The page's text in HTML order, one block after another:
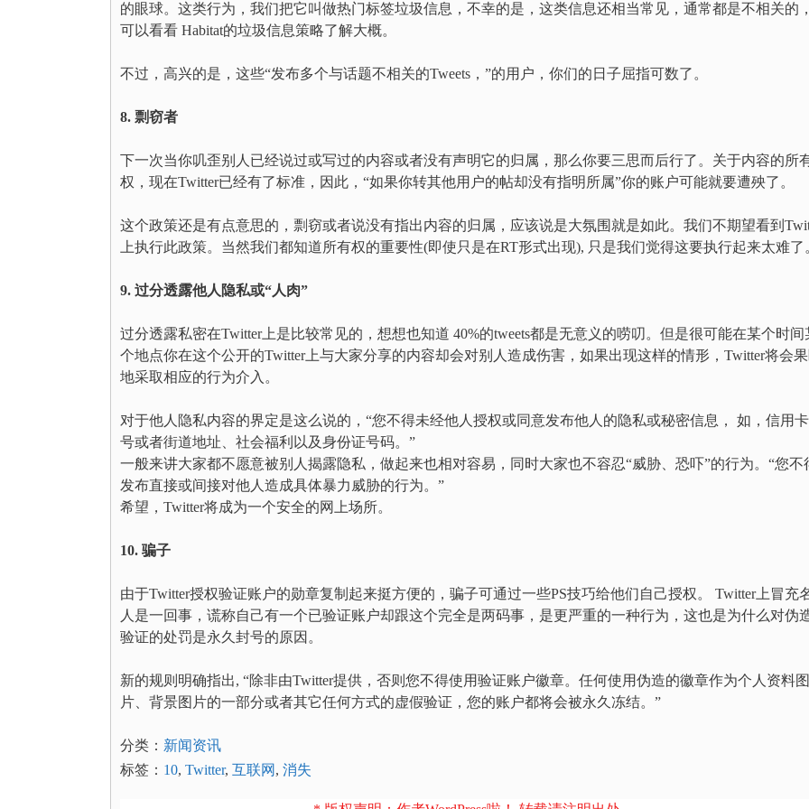
的眼球。这类行为，我们把它叫做热门标签垃圾信息，不幸的是，这类信息还相当常见，通常都是不相关的，
可以看看 Habitat的垃圾信息策略了解大概。
不过，高兴的是，这些“发布多个与话题不相关的Tweets，”的用户，你们的日子屈指可数了。
8. 剽窃者
下一次当你叽歪别人已经说过或写过的内容或者没有声明它的归属，那么你要三思而后行了。关于内容的所
权，现在Twitter已经有了标准，因此，“如果你转其他用户的帖却没有指明所属”你的账户可能就要遭殃了。
这个政策还是有点意思的，剽窃或者说没有指出内容的归属，应该说是大氛围就是如此。我们不期望看到
上执行此政策。当然我们都知道所有权的重要性(即使只是在RT形式出现), 只是我们觉得这要执行起来太难了
9. 过分透露他人隐私或“人肉”
过分透露私密在Twitter上是比较常见的，想想也知道 40%的tweets都是无意义的唠叨。但是很可能在某个时间
个地点你在这个公开的Twitter上与大家分享的内容却会对别人造成伤害，如果出现这样的情形，Twitter将会
地采取相应的行为介入。
对于他人隐私内容的界定是这么说的，“您不得未经他人授权或同意发布他人的隐私或秘密信息， 如，信用
号或者街道地址、社会福利以及身份证号码。”
一般来讲大家都不愿意被别人揭露隐私，做起来也相对容易，同时大家也不容忍“威胁、恐吓”的行为。“您不
发布直接或间接对他人造成具体暴力威胁的行为。”
希望，Twitter将成为一个安全的网上场所。
10. 骗子
由于Twitter授权验证账户的勋章复制起来挺方便的，骗子可通过一些PS技巧给他们自己授权。 Twitter上冒充
人是一回事，谎称自己有一个已验证账户却跟这个完全是两码事，是更严重的一种行为，这也是为什么对伪
验证的处罚是永久封号的原因。
新的规则明确指出, “除非由Twitter提供，否则您不得使用验证账户徽章。任何使用伪造的徽章作为个人资料图
片、背景图片的一部分或者其它任何方式的虚假验证，您的账户都将会被永久冻结。”
分类： 新闻资讯
标签： 10, Twitter, 互联网 , 消失